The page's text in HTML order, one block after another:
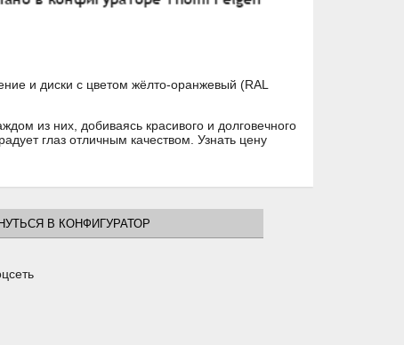
и диски с цветом жёлто-оранжевый (RAL
из них, добиваясь красивого и долговечного
глаз отличным качеством. Узнать цену
В КОНФИГУРАТОР